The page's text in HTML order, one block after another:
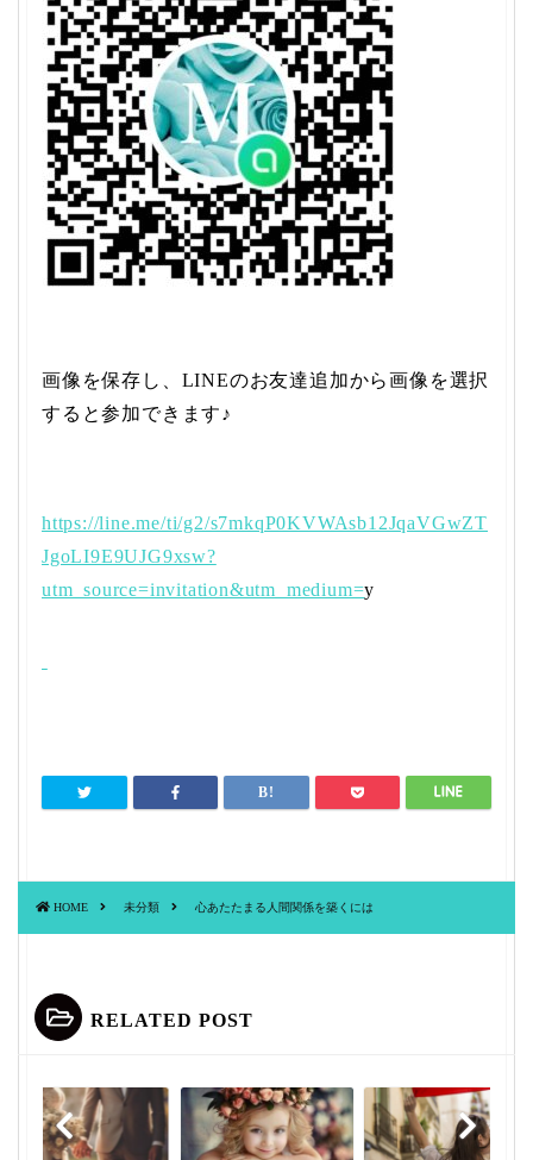
画像を保存し、 LINEのお友達追加から画像を選択
すると参加できます♪
https://line.me/ti/g2/s7mkqP0KVWAsb12JqaVGwZT
JgoLI9E9UJG9xsw?
utm_source=invitation&utm_medium=y
HOME 未分類 心あたたまる人間関係を築くには
RELATED POST